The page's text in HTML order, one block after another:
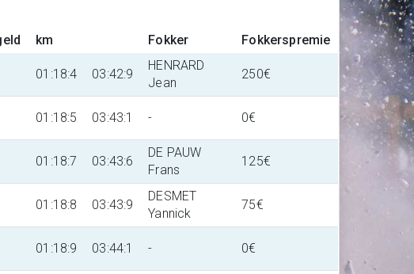
km Fokker Fokkerspremie
01:18:4 03:42:9
HENRARD
Jean
250€
01:18:5 03:43:1 - 0€
01:18:7 03:43:6
DE PAUW
Frans
125€
01:18:8 03:43:9
DESMET
Yannick
75€
01:18:9 03:44:1 - 0€